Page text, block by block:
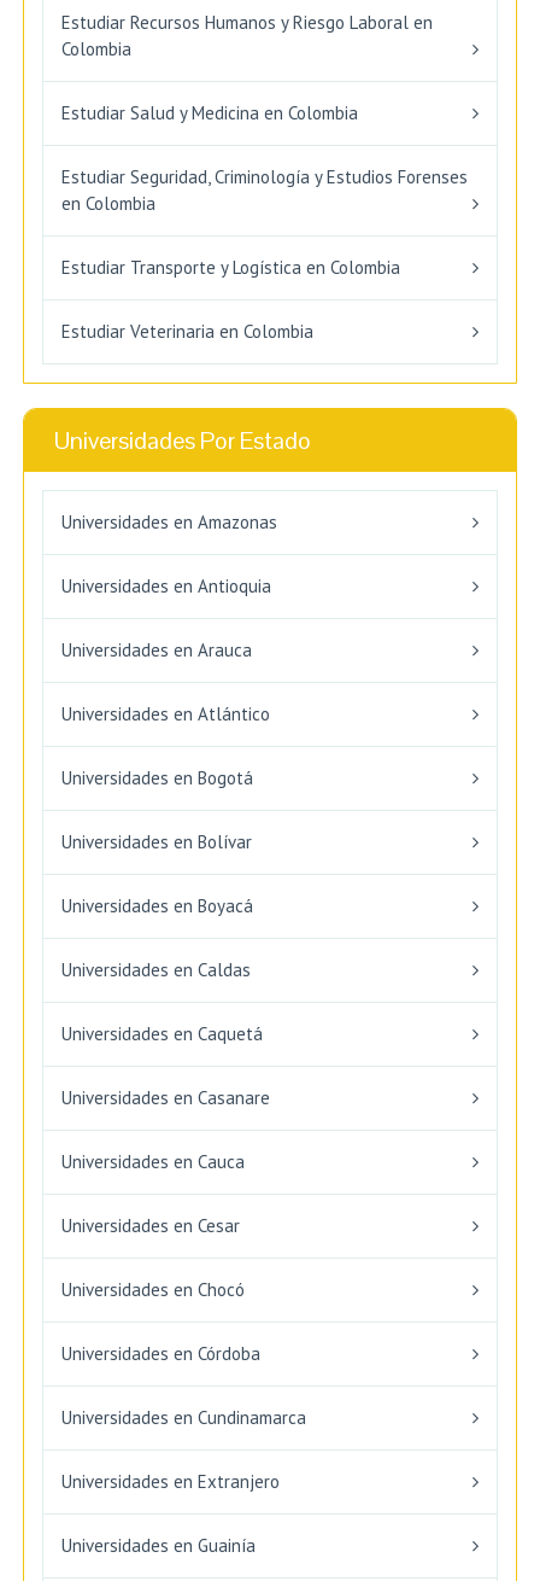
Estudiar Recursos Humanos y Riesgo Laboral en
Colombia
Estudiar Salud y Medicina en Colombia
Estudiar Seguridad, Criminología y Estudios Forenses
en Colombia
Estudiar Transporte y Logística en Colombia
Estudiar Veterinaria en Colombia
Universidades Por Estado
Universidades en Amazonas
Universidades en Antioquia
Universidades en Arauca
Universidades en Atlántico
Universidades en Bogotá
Universidades en Bolívar
Universidades en Boyacá
Universidades en Caldas
Universidades en Caquetá
Universidades en Casanare
Universidades en Cauca
Universidades en Cesar
Universidades en Chocó
Universidades en Córdoba
Universidades en Cundinamarca
Universidades en Extranjero
Universidades en Guainía